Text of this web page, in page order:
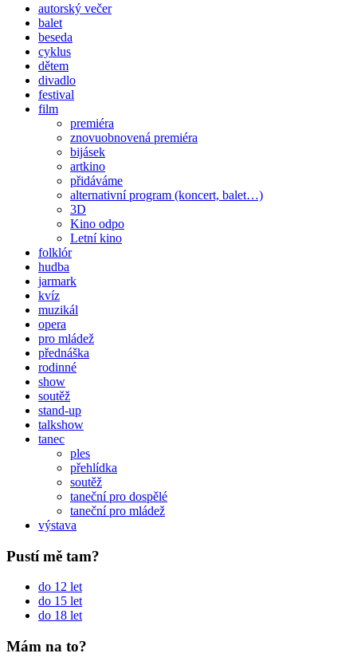
autorský večer
balet
beseda
cyklus
dětem
divadlo
festival
film
premiéra
znovuobnovená premiéra
bijásek
artkino
přidáváme
alternativní program (koncert, balet…)
3D
Kino odpo
Letní kino
folklór
hudba
jarmark
kvíz
muzikál
opera
pro mládež
přednáška
rodinné
show
soutěž
stand-up
talkshow
tanec
ples
přehlídka
soutěž
taneční pro dospělé
taneční pro mládež
výstava
Pustí mě tam?
do 12 let
do 15 let
do 18 let
Mám na to?